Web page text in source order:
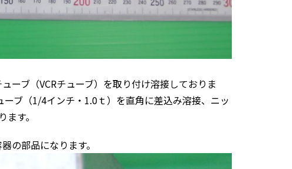
ーブ（VCRチューブ）を取り付け溶接しておりま
ブ（1/4インチ・1.0ｔ）を直角に差込み溶接、ニッ
す。
の部品になります。